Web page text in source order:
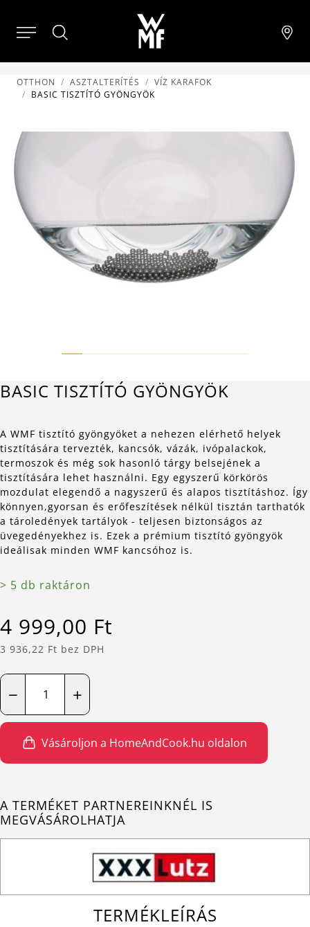
OTTHON ASZTALTERÍTÉS
VÍZ KARAFOK
BASIC TISZTÍTÓ GYÖNGYÖK
BASIC TISZTÍTÓ GYÖNGYÖK
A WMF tisztító gyöngyöket a nehezen elérhető helyek
tisztítására tervezték, kancsók, vázák, ivópalackok,
termoszok és még sok hasonló tárgy belsejének a
tisztítására lehet használni. Egy egyszerű körkörös
mozdulat elegendő a nagyszerű és alapos tisztításhoz. Így
könnyen,gyorsan és erőfeszítések nélkül tisztán tarthatók
a tároledények tartályok - teljesen biztonságos az
üvegedényekhez is. Ezek a prémium tisztító gyöngyök
ideálisak minden WMF kancsóhoz is.
> 5 db raktáron
4 999,00 Ft
3 936,22 Ft bez DPH
+
−
Vásároljon a HomeAndCook.hu oldalon
A TERMÉKET PARTNEREINKNÉL IS
MEGVÁSÁROLHATJA
TERMÉKLEÍRÁS